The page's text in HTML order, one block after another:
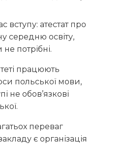
вступу: атестат про
середню освіту,
не потрібні.
працюють
польської мови,
не обов’язкові
переваг
є організація